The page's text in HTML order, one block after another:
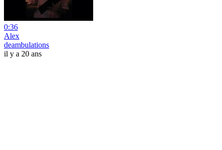
0:36
Alex
deambulations
il y a 20 ans